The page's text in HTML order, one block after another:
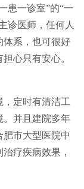
一诊室”的“一
诊医师，任何人
体系，也可很好
心只有安心。
定时有清洁工
。并且建院多年
市大型医院中
疗疾病效果，